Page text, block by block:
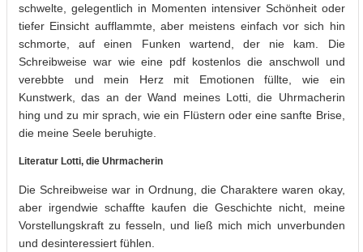
schwelte, gelegentlich in Momenten intensiver Schönheit oder
tiefer Einsicht aufflammte, aber meistens einfach vor sich hin
schmorte, auf einen Funken wartend, der nie kam. Die
Schreibweise war wie eine pdf kostenlos die anschwoll und
verebbte und mein Herz mit Emotionen füllte, wie ein
Kunstwerk, das an der Wand meines Lotti, die Uhrmacherin
hing und zu mir sprach, wie ein Flüstern oder eine sanfte Brise,
die meine Seele beruhigte.
Literatur Lotti, die Uhrmacherin
Die Schreibweise war in Ordnung, die Charaktere waren okay,
aber irgendwie schaffte kaufen die Geschichte nicht, meine
Vorstellungskraft zu fesseln, und ließ mich mich unverbunden
und desinteressiert fühlen.